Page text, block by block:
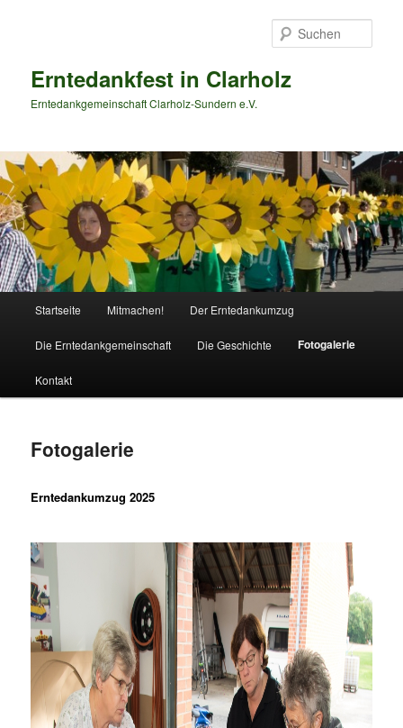
Erntedankfest in Clarholz
Erntedankgemeinschaft Clarholz-Sundern e.V.
Startseite Mitmachen! Der Erntedankumzug
Die Erntedankgemeinschaft Die Geschichte Fotogalerie
Kontakt
Fotogalerie
Erntedankumzug 2025